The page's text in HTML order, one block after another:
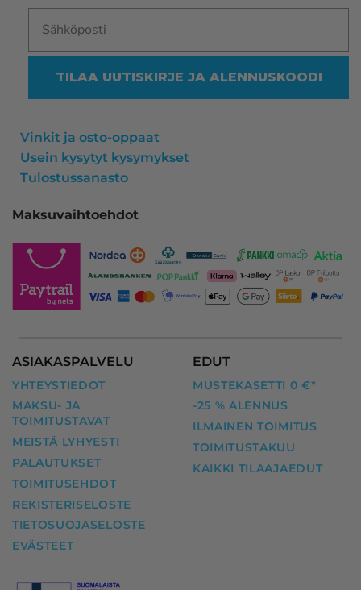
TILAA UUTISKIRJE JA ALENNUSKOODI
Vinkit ja osto-oppaat
Usein kysytyt kysymykset
Tulostussanasto
Maksuvaihtoehdot
ASIAKASPALVELU
YHTEYSTIEDOT
MAKSU- JA
TOIMITUSTAVAT
MEISTÄ LYHYESTI
PALAUTUKSET
TOIMITUSEHDOT
REKISTERISELOSTE
TIETOSUOJASELOSTE
EVÄSTEET
EDUT
MUSTEKASETTI 0 €*
-25 % ALENNUS
ILMAINEN TOIMITUS
TOIMITUSTAKUU
KAIKKI TILAAJAEDUT